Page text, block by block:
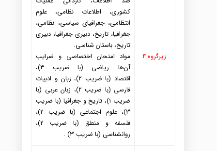
زیرگروه ۴
کشوری، اطلاعات نظامی، علوم
انتظامی، جغرافیای سیاسی، نظامی،
جغرافیا، تاریخ، دبیری جغرافیا، دبیری
تاریخ، باستان شناسی.
مواد امتحان اختصاصی و ضرایب
آن
ها: ریاضی (با ضریب ۳)،
اقتصاد (با ضریب ۲)، زبان و اد
بیات
فارسی (با ضریب ۲)، زبان عربی (با
ضریب ۱)، تاریخ و جغرافیا (با ضریب
۳)، علوم اجتماعی (با ضریب ۲)،
فلسفه و منطق (با ضریب ۲)،
روانشناسی (با ضریب ۳) .